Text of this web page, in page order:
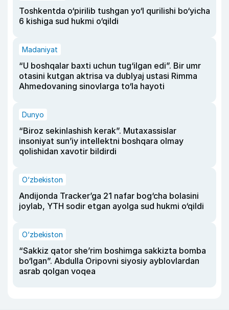
Toshkentda o‘pirilib tushgan yo‘l qurilishi bo‘yicha
6 kishiga sud hukmi o‘qildi
Madaniyat
“U boshqalar baxti uchun tug‘ilgan edi”. Bir umr
otasini kutgan aktrisa va dublyaj ustasi Rimma
Ahmedovaning sinovlarga to‘la hayoti
Dunyo
“Biroz sekinlashish kerak”. Mutaxassislar
insoniyat sun’iy intellektni boshqara olmay
qolishidan xavotir bildirdi
O‘zbekiston
Andijonda Tracker’ga 21 nafar bog‘cha bolasini
joylab, YTH sodir etgan ayolga sud hukmi o‘qildi
O‘zbekiston
“Sakkiz qator she’rim boshimga sakkizta bomba
bo‘lgan”. Abdulla Oripovni siyosiy ayblovlardan
asrab qolgan voqea